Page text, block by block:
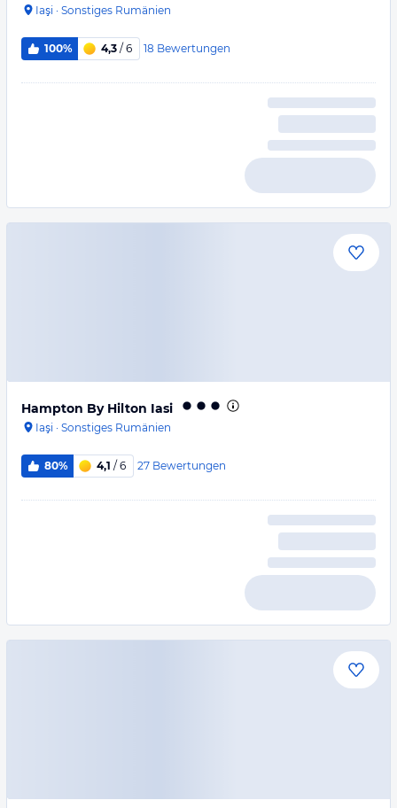
Iaşi · Sonstiges Rumänien
100% 4,3 / 6 18 Bewertungen
Hampton By Hilton Iasi
Iaşi · Sonstiges Rumänien
80% 4,1 / 6 27 Bewertungen